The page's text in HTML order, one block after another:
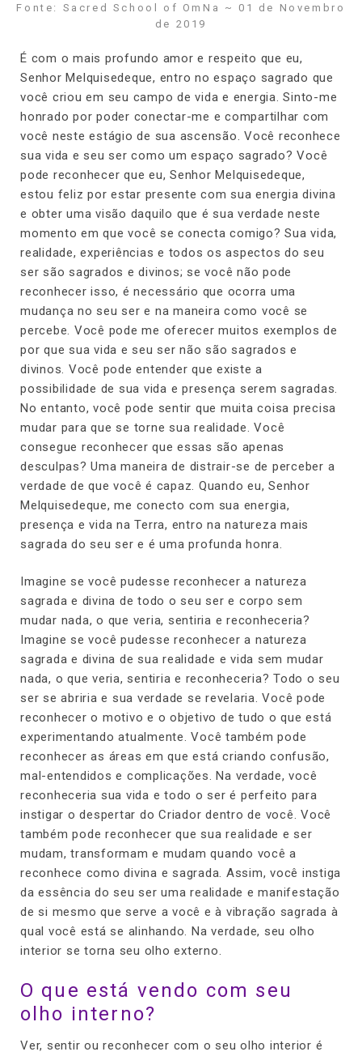
Fonte: Sacred School of OmNa ~ 01 de Novembro
de 2019
É com o mais profundo amor e respeito que eu,
Senhor Melquisedeque, entro no espaço sagrado que
você criou em seu campo de vida e energia. Sinto-me
honrado por poder conectar-me e compartilhar com
você neste estágio de sua ascensão. Você reconhece
sua vida e seu ser como um espaço sagrado? Você
pode reconhecer que eu, Senhor Melquisedeque,
estou feliz por estar presente com sua energia divina
e obter uma visão daquilo que é sua verdade neste
momento em que você se conecta comigo? Sua vida,
realidade, experiências e todos os aspectos do seu
ser são sagrados e divinos; se você não pode
reconhecer isso, é necessário que ocorra uma
mudança no seu ser e na maneira como você se
percebe. Você pode me oferecer muitos exemplos de
por que sua vida e seu ser não são sagrados e
divinos. Você pode entender que existe a
possibilidade de sua vida e presença serem sagradas.
No entanto, você pode sentir que muita coisa precisa
mudar para que se torne sua realidade. Você
consegue reconhecer que essas são apenas
desculpas? Uma maneira de distrair-se de perceber a
verdade de que você é capaz. Quando eu, Senhor
Melquisedeque, me conecto com sua energia,
presença e vida na Terra, entro na natureza mais
sagrada do seu ser e é uma profunda honra.
Imagine se você pudesse reconhecer a natureza
sagrada e divina de todo o seu ser e corpo sem
mudar nada, o que veria, sentiria e reconheceria?
Imagine se você pudesse reconhecer a natureza
sagrada e divina de sua realidade e vida sem mudar
nada, o que veria, sentiria e reconheceria? Todo o seu
ser se abriria e sua verdade se revelaria. Você pode
reconhecer o motivo e o objetivo de tudo o que está
experimentando atualmente. Você também pode
reconhecer as áreas em que está criando confusão,
mal-entendidos e complicações. Na verdade, você
reconheceria sua vida e todo o ser é perfeito para
instigar o despertar do Criador dentro de você. Você
também pode reconhecer que sua realidade e ser
mudam, transformam e mudam quando você a
reconhece como divina e sagrada. Assim, você instiga
da essência do seu ser uma realidade e manifestação
de si mesmo que serve a você e à vibração sagrada à
qual você está se alinhando. Na verdade, seu olho
interior se torna seu olho externo.
O que está vendo com seu
olho interno?
Ver, sentir ou reconhecer com o seu olho interior é